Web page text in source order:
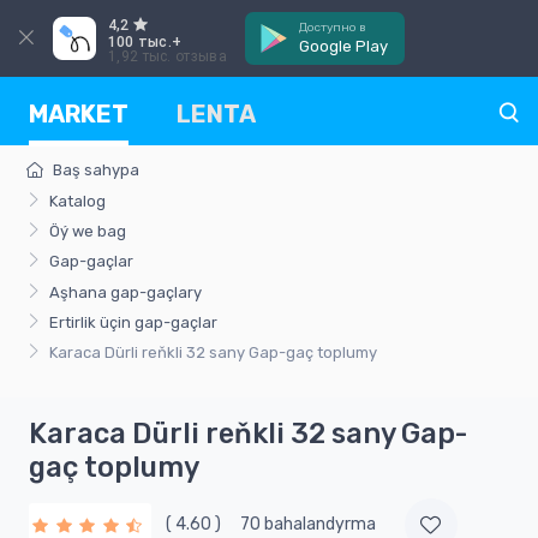
4,2
100 тыс.+
1,92 тыс. отзыва
Доступно в
Google Play
MARKET LENTA
Baş sahypa
Katalog
Öý we bag
Gap-gaçlar
Aşhana gap-gaçlary
Ertirlik üçin gap-gaçlar
Karaca Dürli reňkli 32 sany Gap-gaç toplumy
Karaca Dürli reňkli 32 sany Gap-
gaç toplumy
( 4.60 ) 70 bahalandyrma